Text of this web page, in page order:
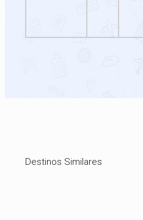
Destinos Similares